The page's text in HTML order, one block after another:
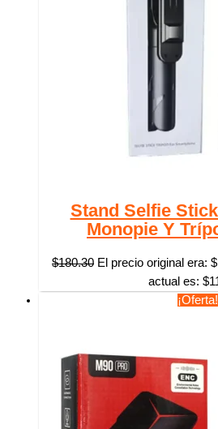
Stand Selfie
Monopie Y
$180.30 El precio original era:
actual es:
¡Oferta!